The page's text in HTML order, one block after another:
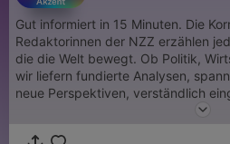
Gut informiert in 15 Minuten. Die
Redaktorinnen der NZZ erzählen
die die Welt bewegt. Ob Politik,
wir liefern fundierte Analysen,
neue Perspektiven, verständlich
Punkt gebracht. Das ist «NZZ